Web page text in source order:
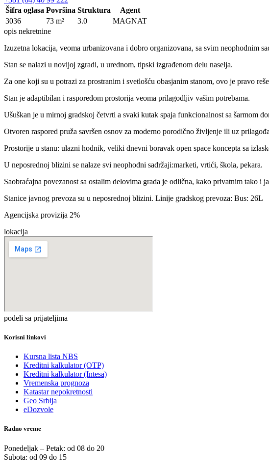
Šifra oglasa Površina Struktura
Agent
3036
73 m² 3.0
MAGNAT
opis nekretnine
Izuzetna lokacija, veoma urbanizovana i dobro organizovana, sa svim neophodnim
Stan se nalazi u novijoj zgradi, u urednom, tipski izgrađenom delu naselja.
Za one koji su u potrazi za prostranim i svetlošću obasjanim stanom, ovo je pravo
Stan je adaptibilan i rasporedom prostorija veoma prilagodljiv vašim potrebama.
Ušuškan je u mirnoj gradskoj četvrti a svaki kutak spaja funkcionalnost sa šarmom
Otvoren raspored pruža savršen osnov za moderno porodično življenje ili uz
Prostorije u stanu: ulazni hodnik, veliki dnevni boravak open space koncepta sa
U neposrednoj blizini se nalaze svi neophodni sadržaji:marketi, vrtići, škola, pekara.
Saobraćajna povezanost sa ostalim delovima grada je odlična, kako privatnim tako i
Stanice javnog prevoza su u neposrednoj blizini. Linije gradskog prevoza: Bus: 26L
Agencijska provizija 2%
lokacija
podeli sa prijateljima
Korisni linkovi
Kursna lista NBS
Kreditni kalkulator (OTP)
Kreditni kalkulator (Intesa)
Vremenska prognoza
Katastar nepokretnosti
Geo Srbija
eDozvole
Radno vreme
Ponedeljak – Petak: od 08 do 20
Subota: od 09 do 15